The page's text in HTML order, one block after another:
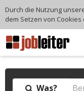
Was?
Durch die Nutzung
dem Setzen von